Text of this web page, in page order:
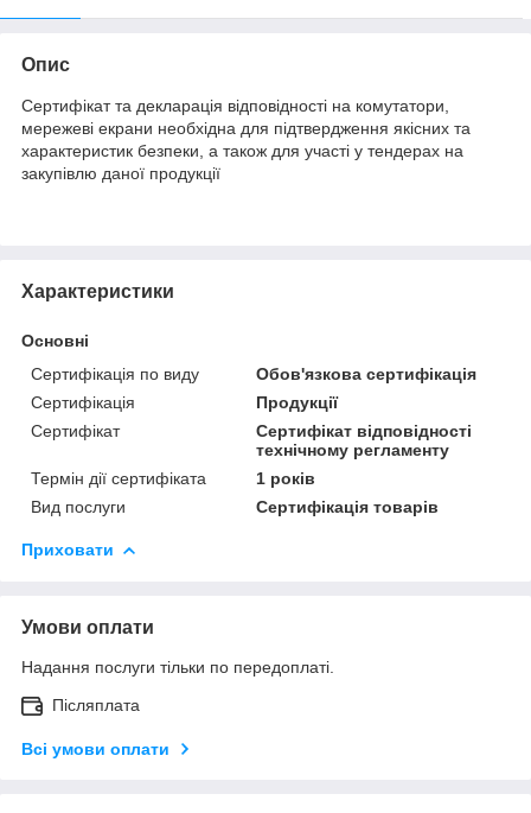
Опис
Сертифікат та декларація відповідності на комутатори,
мережеві екрани необхідна для підтвердження якісних та
характеристик безпеки, а також для участі у тендерах на
закупівлю даної продукції
Характеристики
Основні
Сертифікація по виду
Обов'язкова сертифікація
Сертифікація
Продукції
Сертифікат
Сертифікат відповідності
технічному регламенту
Термін дії сертифіката
1 років
Вид послуги
Сертифікація товарів
Приховати
Умови оплати
Надання послуги тільки по передоплаті.
Післяплата
Всі умови оплати